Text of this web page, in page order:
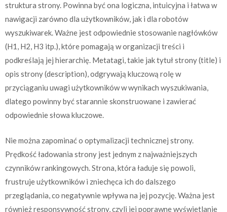
struktura strony. Powinna być ona logiczna, intuicyjna i łatwa w
nawigacji zarówno dla użytkowników, jak i dla robotów
wyszukiwarek. Ważne jest odpowiednie stosowanie nagłówków
(H1, H2, H3 itp.), które pomagają w organizacji treści i
podkreślają jej hierarchię. Metatagi, takie jak tytuł strony (title) i
opis strony (description), odgrywają kluczową rolę w
przyciąganiu uwagi użytkowników w wynikach wyszukiwania,
dlatego powinny być starannie skonstruowane i zawierać
odpowiednie słowa kluczowe.
Nie można zapominać o optymalizacji technicznej strony.
Prędkość ładowania strony jest jednym z najważniejszych
czynników rankingowych. Strona, która ładuje się powoli,
frustruje użytkowników i zniechęca ich do dalszego
przeglądania, co negatywnie wpływa na jej pozycję. Ważna jest
również responsywność strony, czyli jej poprawne wyświetlanie